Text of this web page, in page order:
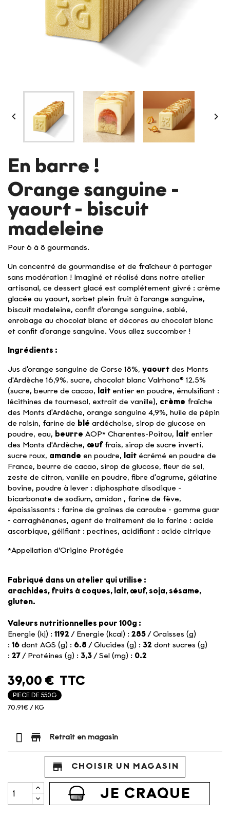
 
En barre !
Orange sanguine -
yaourt - biscuit
madeleine
Pour 6 à 8 gourmands.
Un concentré de gourmandise et de fraîcheur à partager
sans modération ! Imaginé et réalisé dans notre atelier
artisanal, ce dessert glacé est complétement givré : crème
glacée au yaourt, sorbet plein fruit à l'orange sanguine,
biscuit madeleine, confit d'orange sanguine, sablé,
enrobage au chocolat blanc et décores au chocolat blanc
et confit d'orange sanguine. Vous allez succomber !
Ingrédients :
Jus d'orange sanguine de Corse 18%, yaourt des Monts
d'Ardèche 16,9%, sucre, chocolat blanc Valrhona® 12.5%
(sucre, beurre de cacao, lait entier en poudre, émulsifiant :
lécithines de tournesol, extrait de vanille), crème fraîche
des Monts d'Ardèche, orange sanguine 4,9%, huile de pépin
de raisin, farine de blé ardéchoise, sirop de glucose en
poudre, eau, beurre AOP* Charentes-Poitou, lait entier
des Monts d'Ardèche, œuffrais, sirop de sucre inverti,
sucre roux, amande en poudre, lait écrémé en poudre de
France, beurre de cacao, sirop de glucose, fleur de sel,
zeste de citron, vanille en poudre, fibre d'agrume, gélatine
bovine, poudre à lever : diphosphate disodique -
bicarbonate de sodium, amidon , farine de fève,
épaississants : farine de graines de caroube - gomme guar
- carraghénanes, agent de traitement de la farine : acide
ascorbique, gélifiant : pectines, acidifiant : acide citrique
*Appellation d’Origine Protégée
Fabriqué dans un atelier qui utilise :
arachides, fruits à coques, lait, œuf, soja, sésame,
gluten.
Valeurs nutritionnelles pour 100g :
Energie (kj) : 1192 / Energie (kcal) : 285 / Graisses (g)
: 16 dont AGS (g) : 6.8 / Glucides (g) : 32 dont sucres (g)
: 27 / Protéines (g) : 3,3 / Sel (mg) : 0.2
39,00 € TTC
PIECE DE 550G
70.91€ / KG
store Retrait en magasin
store CHOISIR UN MAGASIN
JE CRAQUE